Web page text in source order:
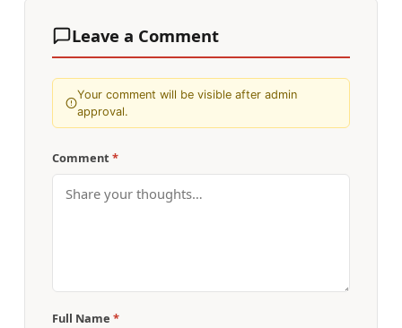
Leave a Comment
Your comment will be visible after admin
approval.
Comment *
Full Name *